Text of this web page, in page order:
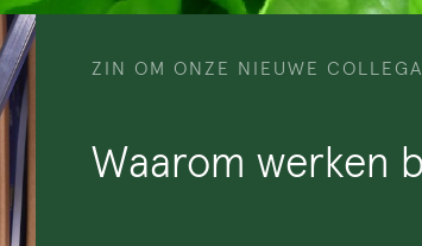
ZIN OM ONZE NIEUWE
Waarom werken